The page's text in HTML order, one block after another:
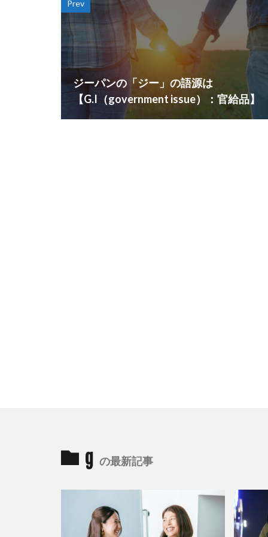
Prev
ジーパンの「ジー」の語源は
【G.I（government issue）：官給品】
g の最新記事